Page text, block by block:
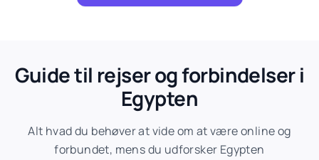
Guide til rejser og forbindelser i
Egypten
Alt hvad du behøver at vide om at være online og
forbundet, mens du udforsker Egypten